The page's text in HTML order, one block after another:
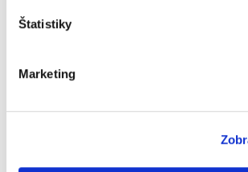
Štatistiky
Marketing
46,67 €
záväzkom, ktoré sa vyznačujú tým, že
veriteľskej alebo dlžníckej strane sa
majú viacerí dlžníci...